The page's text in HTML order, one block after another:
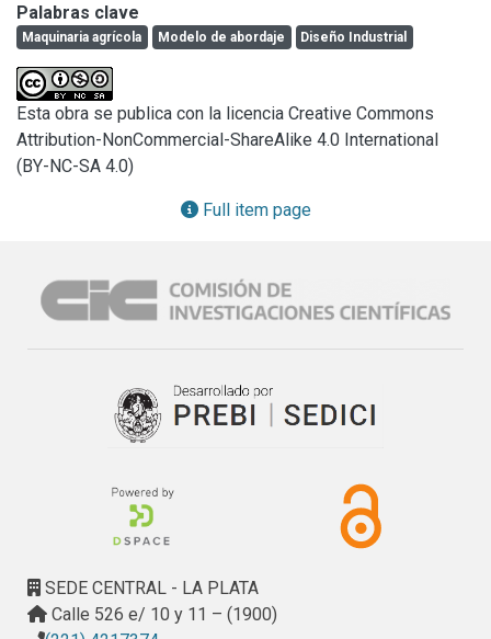
tratarse de una investigación cualitativa y exploratoria, se
ha tomado como población de estudio a Diseñadores
Industriales especializados en su desarrollo, a
empresarios de la Cadena de Valor de Maquinaria Agrícola
de 9 de Julio y a Investigadores del INTA, INTI, y técnicos
de Centros de Servicios que mantienen vínculos con el
sector.
the process of addressing design these products is
proposed. Thus, research provides information for the
development of future machines. Being a qualitative and
exploratory research, is taken as the study population for
Designers specialized industrial in development,
entrepreneurs Value Chain of Agricultural Machinery July 9
and Researchers at INTA, INTI, and technical centers
Services with ties to the industry.
Palabras clave
Maquinaria agrícola Modelo de abordaje Diseño Industrial
Esta obra se publica con la licencia Creative Commons
Attribution-NonCommercial-ShareAlike 4.0 International
(BY-NC-SA 4.0)
Full item page
SEDE CENTRAL - LA PLATA
Calle 526 e/ 10 y 11 – (1900)